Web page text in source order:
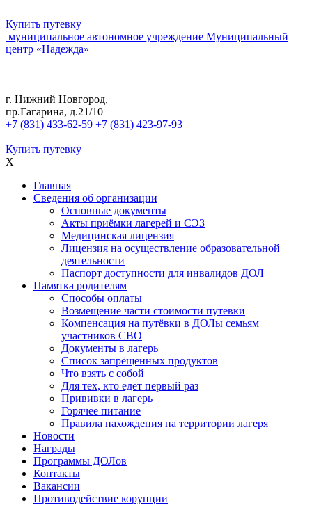
Купить путевку
муниципальное автономное учреждение Муниципальный
центр «Надежда»
г. Нижний Новгород,
пр.Гагарина, д.21/10
+7 (831) 433-62-59 +7 (831) 423-97-93
Купить путевку
X
Главная
Сведения об организации
Основные документы
Акты приёмки лагерей и СЭЗ
Медицинская лицензия
Лицензия на осуществление образовательной
деятельности
Паспорт доступности для инвалидов ДОЛ
Памятка родителям
Способы оплаты
Возмещение части стоимости путевки
Компенсация на путёвки в ДОЛы семьям
участников СВО
Документы в лагерь
Список запрёщенных продуктов
Что взять с собой
Для тех, кто едет первый раз
Прививки в лагерь
Горячее питание
Правила нахождения на территории лагеря
Новости
Награды
Программы ДОЛов
Контакты
Вакансии
Противодействие корупции